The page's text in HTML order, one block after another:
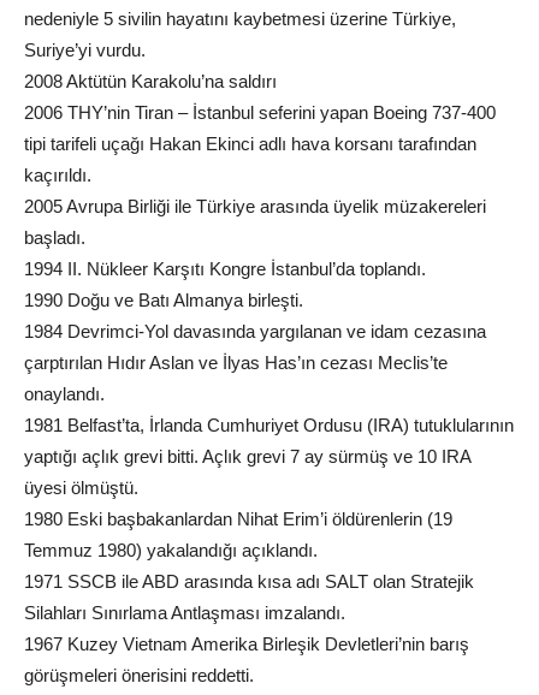
nedeniyle 5 sivilin hayatını kaybetmesi üzerine Türkiye,
Suriye’yi vurdu.
2008 Aktütün Karakolu’na saldırı
2006 THY’nin Tiran – İstanbul seferini yapan Boeing 737-400
tipi tarifeli uçağı Hakan Ekinci adlı hava korsanı tarafından
kaçırıldı.
2005 Avrupa Birliği ile Türkiye arasında üyelik müzakereleri
başladı.
1994 II. Nükleer Karşıtı Kongre İstanbul’da toplandı.
1990 Doğu ve Batı Almanya birleşti.
1984 Devrimci-Yol davasında yargılanan ve idam cezasına
çarptırılan Hıdır Aslan ve İlyas Has’ın cezası Meclis’te
onaylandı.
1981 Belfast’ta, İrlanda Cumhuriyet Ordusu (IRA) tutuklularının
yaptığı açlık grevi bitti. Açlık grevi 7 ay sürmüş ve 10 IRA
üyesi ölmüştü.
1980 Eski başbakanlardan Nihat Erim’i öldürenlerin (19
Temmuz 1980) yakalandığı açıklandı.
1971 SSCB ile ABD arasında kısa adı SALT olan Stratejik
Silahları Sınırlama Antlaşması imzalandı.
1967 Kuzey Vietnam Amerika Birleşik Devletleri’nin barış
görüşmeleri önerisini reddetti.